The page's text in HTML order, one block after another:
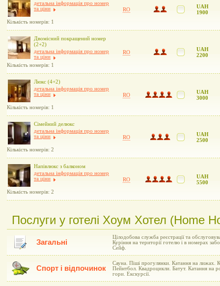
детальна інформація про номер
та ціни
Кількість номерів: 1
RO
UAH
1900
Двомісний покращений номер
(2+2)
детальна інформація про номер
та ціни
Кількість номерів: 1
RO
UAH
2200
Люкс (4+2)
детальна інформація про номер
та ціни
Кількість номерів: 1
RO
UAH
3000
Сімейний делюкс
детальна інформація про номер
та ціни
Кількість номерів: 2
RO
UAH
2500
Напівлюкс з балконом
детальна інформація про номер
та ціни
Кількість номерів: 2
RO
UAH
5500
Послуги у готелі Хоум Хотел (Home
Загальні
Цілодобова служба реєстрації та
Куріння на території готелю і в номерах
Сейф.
Спорт і відпочинок
Сауна. Піші прогулянки. Катання на лижах.
Пейнтбол. Квадроцикли. Батут. Катання на
гори. Екскурсії.